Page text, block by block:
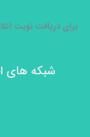
برای دریافت نوبت
شبکه های